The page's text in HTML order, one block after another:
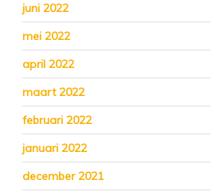
juni 2022
mei 2022
april 2022
maart 2022
februari 2022
januari 2022
december 2021